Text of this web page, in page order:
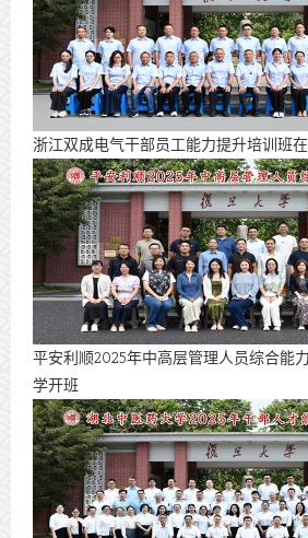
浙江双成电气干部员工能力提升培训班
平安利顺2025年中高层管理人员综合能
学开班